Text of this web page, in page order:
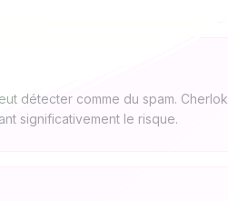
détecter comme du spam. Cherlok
significativement le risque.